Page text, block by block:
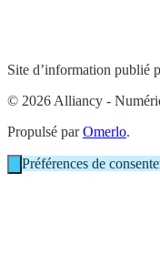
Site d’information publié
© 2026 Alliancy -
Propulsé parOmerlo.
Préférences de